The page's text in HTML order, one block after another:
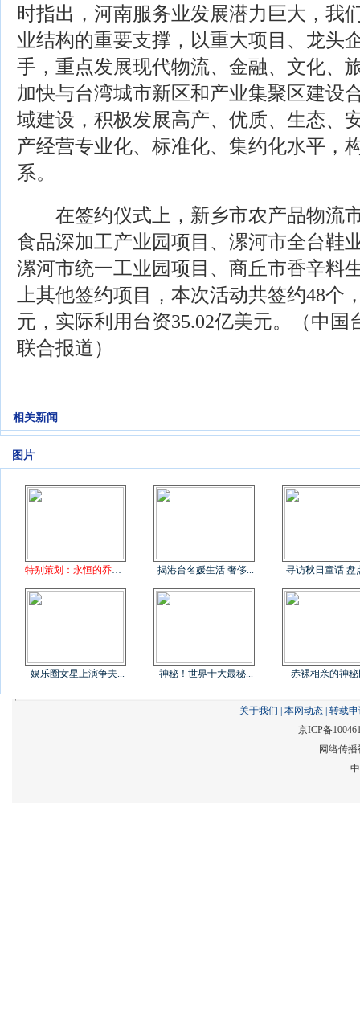
时指出，河南服务业发展潜力巨大，我
业结构的重要支撑，以重大项目、龙头
手，重点发展现代物流、金融、文化、
加快与台湾城市新区和产业集聚区建设
域建设，积极发展高产、优质、生态、
产经营专业化、标准化、集约化水平，
系。
在签约仪式上，新乡市农产品物流
食品深加工产业园项目、漯河市全台鞋
漯河市统一工业园项目、商丘市香辛料
上其他签约项目，本次活动共签约48个
元，实际利用台资35.02亿美元。（中国
联合报道）
相关新闻
图片
特别策划：永恒的乔布斯 揭港台名媛生活 奢侈... 寻访秋日童话 盘
娱乐圈女星上演争夫... 神秘！世界十大最秘... 赤裸相亲的神
关于我们 本网动态 转载
京ICP备
网络传